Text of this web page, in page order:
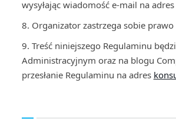
wysyłając wiadomość e-mail na
Organizator zastrzega sobie
Treść niniejszego Regulaminu
Administracyjnym oraz na blogu
przesłanie Regulaminu na adres